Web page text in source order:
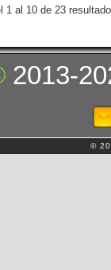
1 al 10 de 23
2013-
©